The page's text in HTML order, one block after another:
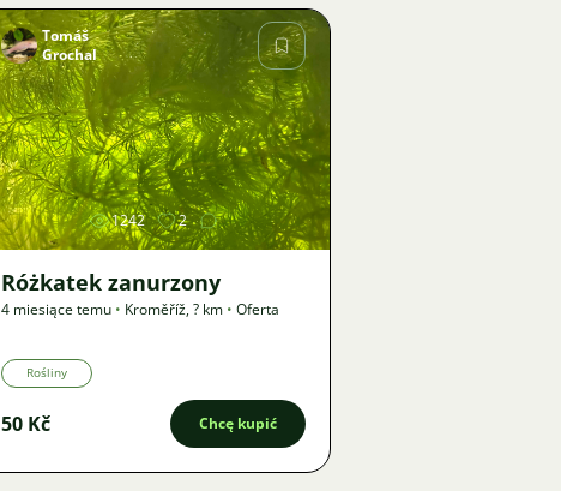
Zdjęcie
Tomáš
Grochal
1242 2
Różkatek zanurzony
4 miesiące temu • Kroměříž,? km • Oferta
Rośliny
50 Kč Chcę kupić